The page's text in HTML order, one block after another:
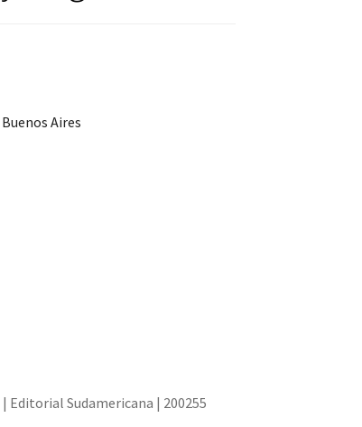
Aires
Sudamericana | 200255